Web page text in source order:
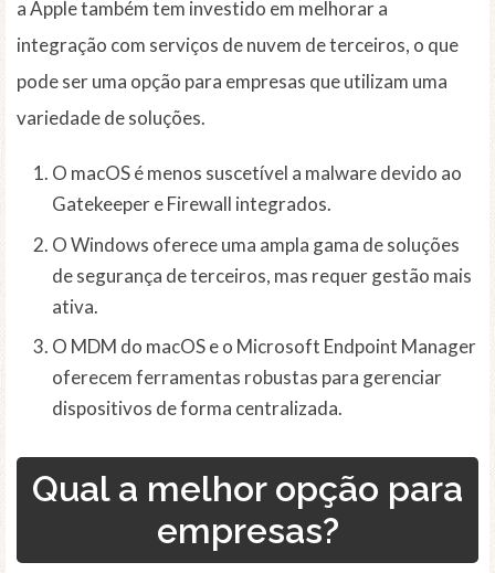
a Apple também tem investido em melhorar a
integração com serviços de nuvem de terceiros, o que
pode ser uma opção para empresas que utilizam uma
variedade de soluções.
O macOS é menos suscetível a malware devido ao
Gatekeeper e Firewall integrados.
O Windows oferece uma ampla gama de soluções
de segurança de terceiros, mas requer gestão mais
ativa.
O MDM do macOS e o Microsoft Endpoint Manager
oferecem ferramentas robustas para gerenciar
dispositivos de forma centralizada.
Qual a melhor opção para
empresas?